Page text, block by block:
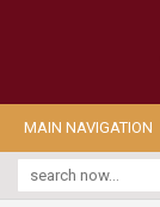
MAIN NAVIGATION